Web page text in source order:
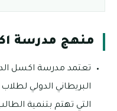
منهج مدرسة
تعتمد مدرسة اكسل
البريطاني الدولي لطلاب
التي تهتم بتنمية